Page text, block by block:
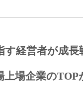
す経営者が成
上場企業の